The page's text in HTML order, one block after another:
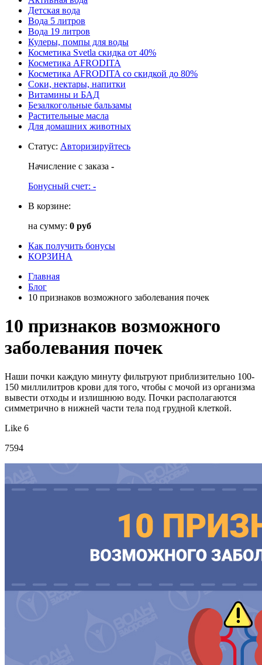
Детская вода
Вода 5 литров
Вода 19 литров
Кулеры, помпы для воды
Косметика Svetla скидка от 40%
Косметика AFRODITA
Косметика AFRODITA со скидкой до 80%
Соки, нектары, напитки
Витамины и БАД
Безалкогольные бальзамы
Растительные масла
Для домашних животных
Статус: Авторизируйтесь
Начисление с заказа -
Бонусный счет: -
В корзине:
на сумму: 0 руб
Как получить бонусы
КОРЗИНА
Главная
Блог
10 признаков возможного заболевания почек
10 признаков возможного
заболевания почек
Наши почки каждую минуту фильтруют приблизительно 100-
150 миллилитров крови для того, чтобы с мочой из организма
вывести отходы и излишнюю воду. Почки располагаются
симметрично в нижней части тела под грудной клеткой.
Like 6
7594